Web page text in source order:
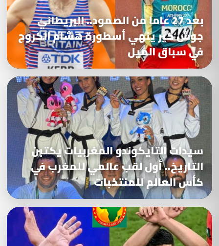
بعد 27 عاما من الصمود.. البريطاني
جوش كير ينهي أسطورة هشام الكروج
في سباق الميل
سيدات التايكوندو المغربيات يكتبن
التاريخ.. أول لقب عالمي للمغرب في
كأس العالم للمنتخبات